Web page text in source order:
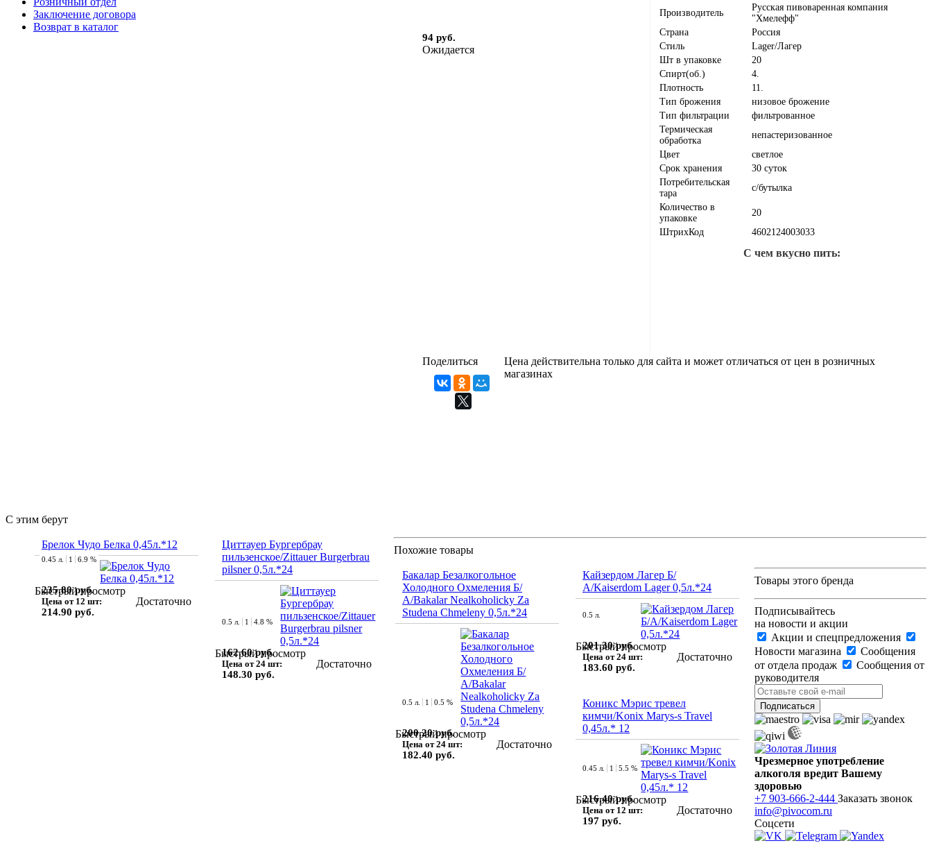
Заключение договора
Возврат в каталог
94 руб.
Ожидается
Производитель
Русская пивоваренная компания
"Хмелефф"
Страна
Россия
Стиль
Lager/Лагер
Шт в упаковке
20
Спирт(об.)
4.
Плотность
11.
Тип брожения
низовое брожение
Тип фильтрации
фильтрованное
Термическая
обработка
непастеризованное
Цвет
светлое
Срок хранения
30 суток
Потребительская
тара
с/бутылка
Количество в
упаковке
20
ШтрихКод
4602124003033
С чем вкусно пить:
Поделиться
Цена действительна только для сайта и может отличаться от цен в розничных
магазинах
С этим берут
Брелок Чудо Белка 0,45л.*12
Быстрый просмотр
0.45 л. 1 6.9 %
235.80 руб.
Цена от 12 шт:
214.90 руб.
Достаточно
Циттауер Бургербрау
пильзенское/Zittauer Burgerbrau
pilsner 0,5л.*24
Быстрый просмотр
0.5 л. 1 4.8 %
162.60 руб.
Цена от 24 шт:
148.30 руб.
Достаточно
Похожие товары
Бакалар Безалкогольное
Холодного Охмеления Б/
А/Bakalar Nealkoholicky Za
Studena Chmeleny 0,5л.*24
Быстрый просмотр
0.5 л. 1 0.5 %
200.20 руб.
Цена от 24 шт:
182.40 руб.
Достаточно
Кайзердом Лагер Б/
А/Kaiserdom Lager 0,5л.*24
Быстрый просмотр
0.5 л.
201.30 руб.
Цена от 24 шт:
183.60 руб.
Достаточно
Товары этого бренда
Коникс Мэрис тревел
кимчи/Konix Marys-s Travel
0,45л.* 12
Быстрый просмотр
0.45 л. 1 5.5 %
216.40 руб.
Цена от 12 шт:
197 руб.
Достаточно
Подписывайтесь
на новости и акции
Акции и спецпредложения
Новости магазина
Сообщения
от отдела продаж
Сообщения от
руководителя
Чрезмерное употребление
алкоголя вредит Вашему
здоровью
+7 903-666-2-444 Заказать звонок
info@pivocom.ru
Соцсети